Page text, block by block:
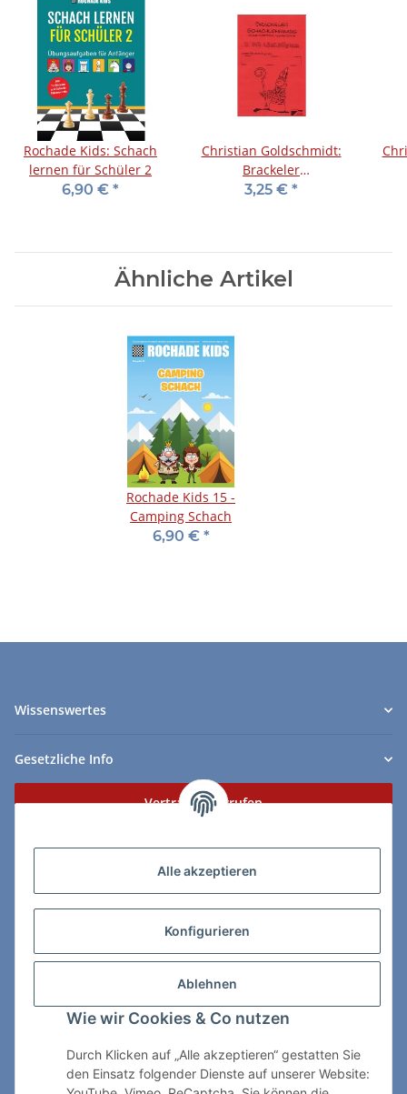
Alle akzeptieren
Konfigurieren
Ablehnen
Wie wir Cookies & Co nutzen
Durch Klicken auf „Alle akzeptieren“ gestatten Sie
den Einsatz folgender Dienste auf unserer Website:
Rochade Kids: Schach
lernen für Schüler 2
6,90 € *
Christian Goldschmidt:
Brackeler
Schachlehrgang -
3,25 € *
Ähnliche Artikel
Rochade Kids 15 -
Camping Schach
6,90 € *
Wissenswertes
Gesetzliche Info
Vertrag widerrufen
ChessWare Schachversand
89264 Weissenhorn
Telefon: 0 7309 / 7999